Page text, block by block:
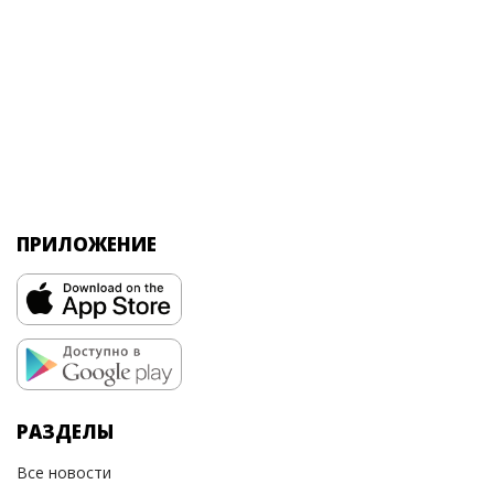
ПРИЛОЖЕНИЕ
РАЗДЕЛЫ
Все новости